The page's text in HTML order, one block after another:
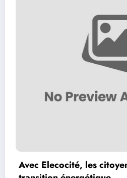
Elecocité, les citoyens